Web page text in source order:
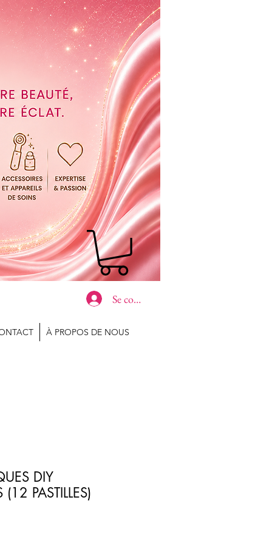
Se connecter
À PROPOS DE NOUS
DIY
PASTILLES)